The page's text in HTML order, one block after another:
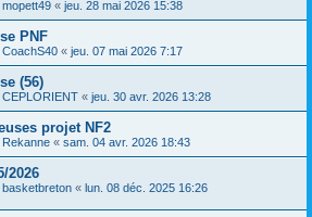
mopett49 « jeu. 28 mai 2026 15:38
PNF
CoachS40 « jeu. 07 mai 2026 7:17
(56)
CEPLORIENT « jeu. 30 avr. 2026 13:28
projet NF2
Rekanne « sam. 04 avr. 2026 18:43
2026
basketbreton « lun. 08 déc. 2025 16:26